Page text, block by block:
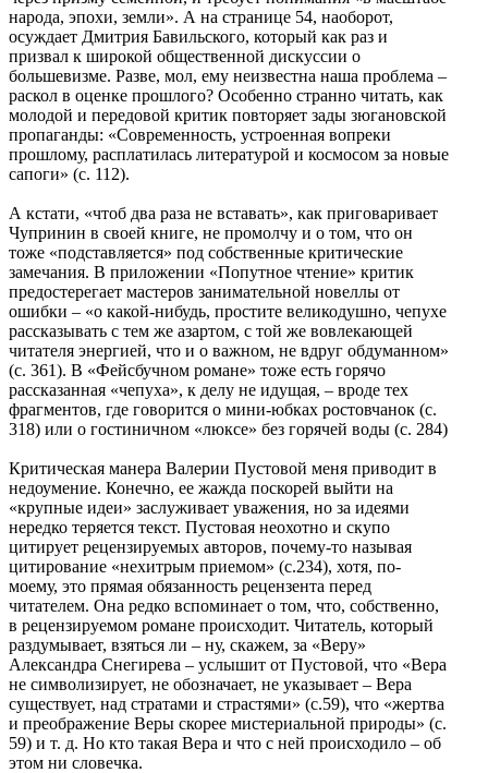
народа, эпохи, земли». А на странице 54, наоборот,
осуждает Дмитрия Бавильского, который как раз и
призвал к широкой общественной дискуссии о
большевизме. Разве, мол, ему неизвестна наша проблема –
раскол в оценке прошлого? Особенно странно читать, как
молодой и передовой критик повторяет зады зюгановской
пропаганды: «Современность, устроенная вопреки
прошлому, расплатилась литературой и космосом за новые
сапоги» (с. 112).
А кстати, «чтоб два раза не вставать», как приговаривает
Чупринин в своей книге, не промолчу и о том, что он
тоже «подставляется» под собственные критические
замечания. В приложении «Попутное чтение» критик
предостерегает мастеров занимательной новеллы от
ошибки – «о какой-нибудь, простите великодушно, чепухе
рассказывать с тем же азартом, с той же вовлекающей
читателя энергией, что и о важном, не вдруг обдуманном»
(с. 361). В «Фейсбучном романе» тоже есть горячо
рассказанная «чепуха», к делу не идущая, – вроде тех
фрагментов, где говорится о мини-юбках ростовчанок (с.
318) или о гостиничном «люксе» без горячей воды (с. 284)
Критическая манера Валерии Пустовой меня приводит в
недоумение. Конечно, ее жажда поскорей выйти на
«крупные идеи» заслуживает уважения, но за идеями
нередко теряется текст. Пустовая неохотно и скупо
цитирует рецензируемых авторов, почему-то называя
цитирование «нехитрым приемом» (с.234), хотя, по-
моему, это прямая обязанность рецензента перед
читателем. Она редко вспоминает о том, что, собственно,
в рецензируемом романе происходит. Читатель, который
раздумывает, взяться ли – ну, скажем, за «Веру»
Александра Снегирева – услышит от Пустовой, что «Вера
не символизирует, не обозначает, не указывает – Вера
существует, над стратами и страстями» (с.59), что «жертва
и преображение Веры скорее мистериальной природы» (с.
59) и т. д. Но кто такая Вера и что с ней происходило – об
этом ни словечка.